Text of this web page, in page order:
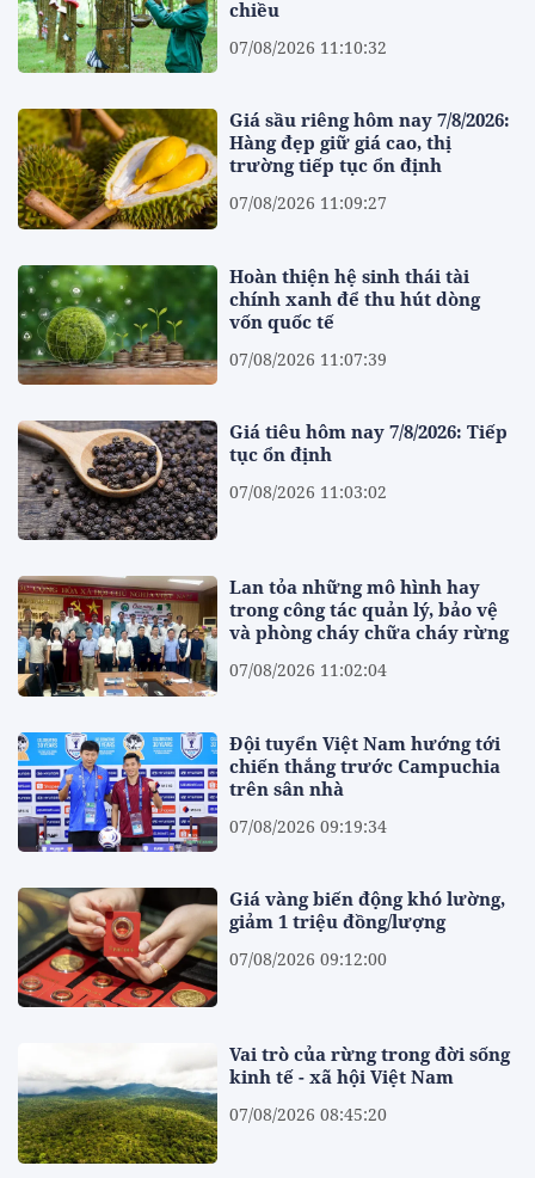
chiều
07/08/2026 11:10:32
Giá sầu riêng hôm nay 7/8/2026:
Hàng đẹp giữ giá cao, thị
trường tiếp tục ổn định
07/08/2026 11:09:27
Hoàn thiện hệ sinh thái tài
chính xanh để thu hút dòng
vốn quốc tế
07/08/2026 11:07:39
Giá tiêu hôm nay 7/8/2026: Tiếp
tục ổn định
07/08/2026 11:03:02
Lan tỏa những mô hình hay
trong công tác quản lý, bảo vệ
và phòng cháy chữa cháy rừng
07/08/2026 11:02:04
Đội tuyển Việt Nam hướng tới
chiến thắng trước Campuchia
trên sân nhà
07/08/2026 09:19:34
Giá vàng biến động khó lường,
giảm 1 triệu đồng/lượng
07/08/2026 09:12:00
Vai trò của rừng trong đời sống
kinh tế - xã hội Việt Nam
07/08/2026 08:45:20